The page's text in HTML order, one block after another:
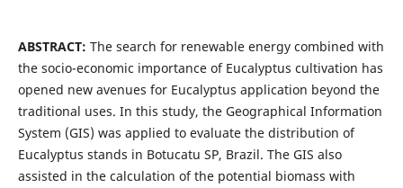
ABSTRACT: The search for renewable energy combined with
the socio-economic importance of Eucalyptus cultivation has
opened new avenues for Eucalyptus application beyond the
traditional uses. In this study, the Geographical Information
System (GIS) was applied to evaluate the distribution of
Eucalyptus stands in Botucatu SP, Brazil. The GIS also
assisted in the calculation of the potential biomass with